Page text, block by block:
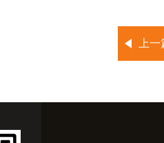
上